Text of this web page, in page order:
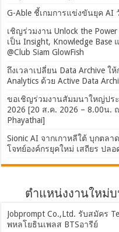
G-Able ชี้เกมการแข่งขันยุค AI
เชิญร่วมงาน Unlock the
เป็น Insight, Knowledge
@Club Siam GlowFish
ถึงเวลาเปลี่ยน Data Archive
Analytics ด้วย Active Data
ขอเชิญร่วมงานสัมมนาใหญ่ประ
2026 [20 ส.ค. 2026 – 8.00น.
Phayathai]
Sionic AI จากเกาหลีใต้ บุกตล
โจทย์องค์กรยุคใหม่ เสถียร ปล
ตำแหน่งงานใหม่บน
Jobprompt Co.,Ltd. รับสมัคร
พหลโยธินเพลส BTSอารีย์